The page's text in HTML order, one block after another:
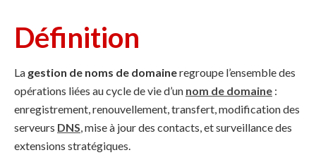
Définition
La gestion de noms de domaineregroupe l’ensemble des
opérations liées au cycle de vie d’un nom de domaine :
enregistrement, renouvellement, transfert, modification des
serveurs DNS, mise à jour des contacts, et surveillance des
extensions stratégiques.